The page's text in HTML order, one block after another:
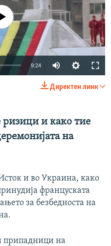
1080p
currently available
9:24
Директен линк
ризици и како тие
на
и во Украина, како
француската
за безбедноста на
припадници на